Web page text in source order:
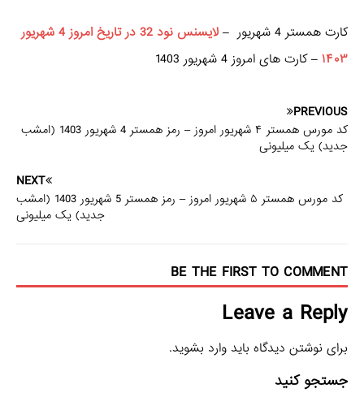
کارت همستر 4 شهریور –
لایسنس نود 32 در تاریخ امروز 4 شهریور
۱۴۰۳ – کارت های امروز 4 شهریور 1403
PREVIOUS
کد مورس همستر ۴ شهریور امروز – رمز همستر 4 شهریور 1403 (امشب
جدید) یک میلیونی
NEXT
کد مورس همستر ۵ شهریور امروز – رمز همستر 5 شهریور 1403 (امشب
جدید) یک میلیونی
BE THE FIRST TO COMMENT
Leave a Reply
برای نوشتن دیدگاه باید وارد بشوید.
جستجو کنید